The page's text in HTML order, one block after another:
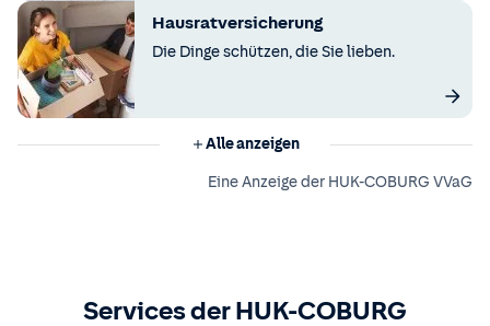
Hausratversicherung
Die Dinge schützen, die Sie lieben.
Alle anzeigen
Eine Anzeige der HUK-COBURG VVaG
Services der HUK-COBURG